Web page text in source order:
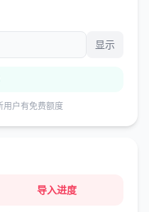
显示
用户有免费额度
导入进度